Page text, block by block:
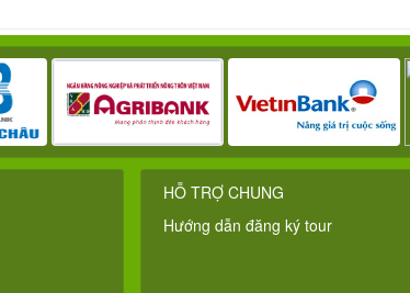
HỖ TRỢ CHUNG
Hướng dẫn đăng ký tour